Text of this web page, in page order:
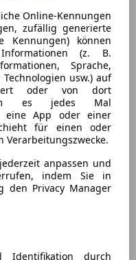
Online-Kennungen
zufällig generierte
Kennungen) können
(z. B.
Sprache,
usw.) auf
oder von dort
es jedes Mal
eine App oder einer
für einen oder
anpassen und
indem Sie in
den Privacy Manager
Identifikation durch